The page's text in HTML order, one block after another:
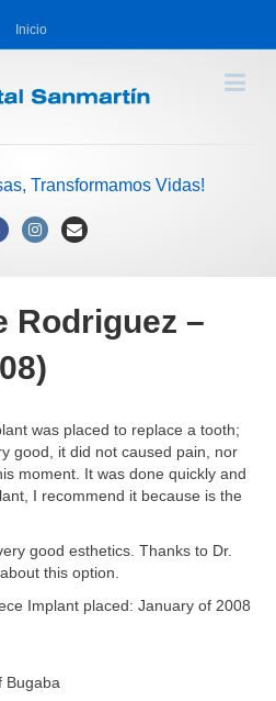
Inicio
Transformamos Vidas!
Instagram
Email
Rodriguez –
was placed to replace a tooth;
good, it did not caused pain, nor
moment. It was done quickly and
I recommend it because is the
good esthetics. Thanks to Dr.
this option.
Implant placed: January of 2008
Bugaba